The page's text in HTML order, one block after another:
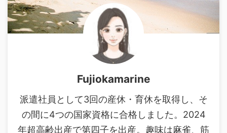
Fujiokamarine
派遣社員として3回の産休・育休を取得し、そ
の間に4つの国家資格に合格しました。2024
年超高齢出産で第四子を出産。趣味は麻雀、筋